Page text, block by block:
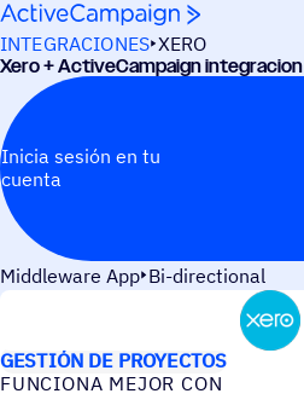
Saltar al contenido
INTEGRACIONES XERO
Xero + ActiveCampaign integracion
Inicia sesión en tu
cuenta
Middleware App Bi-directional
GESTIÓN DE PROYECTOS
FUNCIONA MEJOR CON